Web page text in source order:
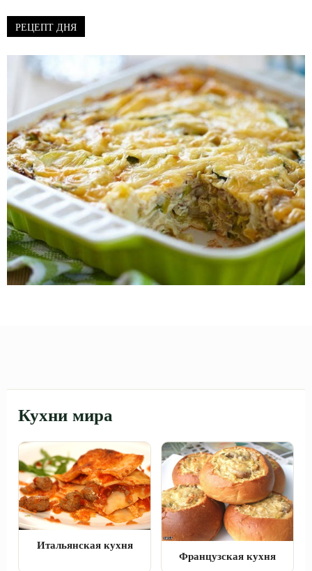
РЕЦЕПТ ДНЯ
Кухни мира
Итальянская кухня
Французская кухня